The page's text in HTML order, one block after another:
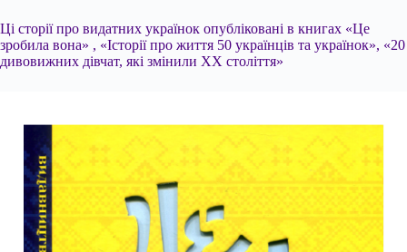
Ці сторії про видатних українок опубліковані в книгах «Це
зробила вона» , «Історії про життя 50 українців та українок», «20
дивовижних дівчат, які змінили XX століття»